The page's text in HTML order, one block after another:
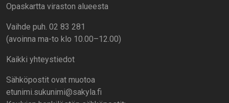
Opaskartta viraston alueesta
Vaihde puh. 02 83 281
(avoinna ma-to klo 10.00–12.00)
Kaikki yhteystiedot
Sähköpostit ovat muotoa
etunimi.sukunimi@sakyla.fi